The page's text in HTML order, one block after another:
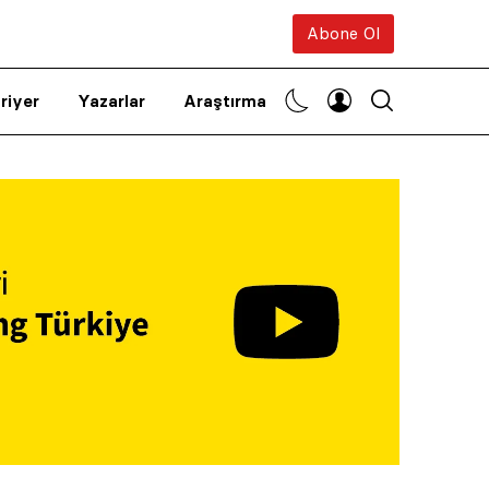
Abone Ol
Yazarlar Araştırma